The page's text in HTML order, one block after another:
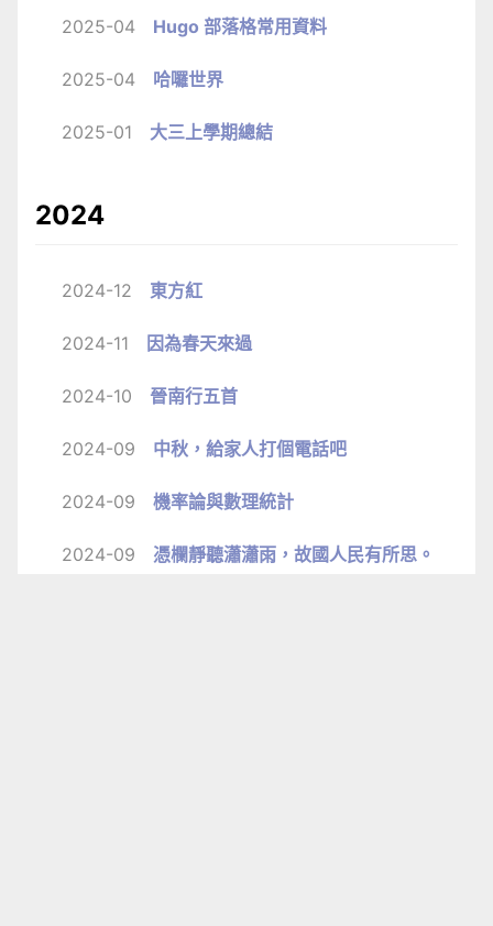
2025-04 Hugo 部落格常用資料
2025-04 哈囉世界
2025-01 大三上學期總結
2024
2024-12 東方紅
2024-11 因為春天來過
2024-10 晉南行五首
2024-09 中秋，給家人打個電話吧
2024-09 機率論與數理統計
2024-09 憑欄靜聽瀟瀟雨，故國人民有所思。